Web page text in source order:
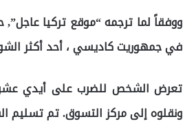
ووفقاً لما ترجمه “موقع تركيا
في جمهوريت كاديسي ، أحد أكثر
تعرض الشخص للضرب على أيدي
ونقلوه إلى مركز التسوق. تم تسليم